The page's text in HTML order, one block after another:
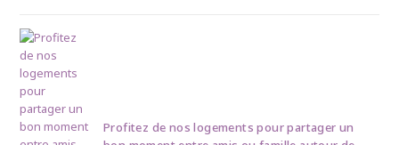
Profitez de nos logements pour partager un